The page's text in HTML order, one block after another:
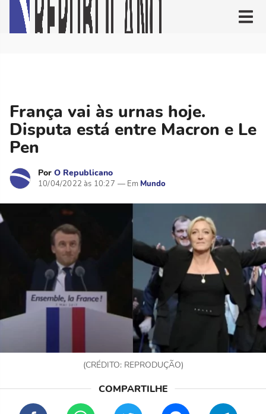
França vai às urnas hoje.
Disputa está entre Macron e Le
Pen
Por O Republicano
10/04/2022 às 10:27 Mundo
(CRÉDITO: REPRODUÇÃO)